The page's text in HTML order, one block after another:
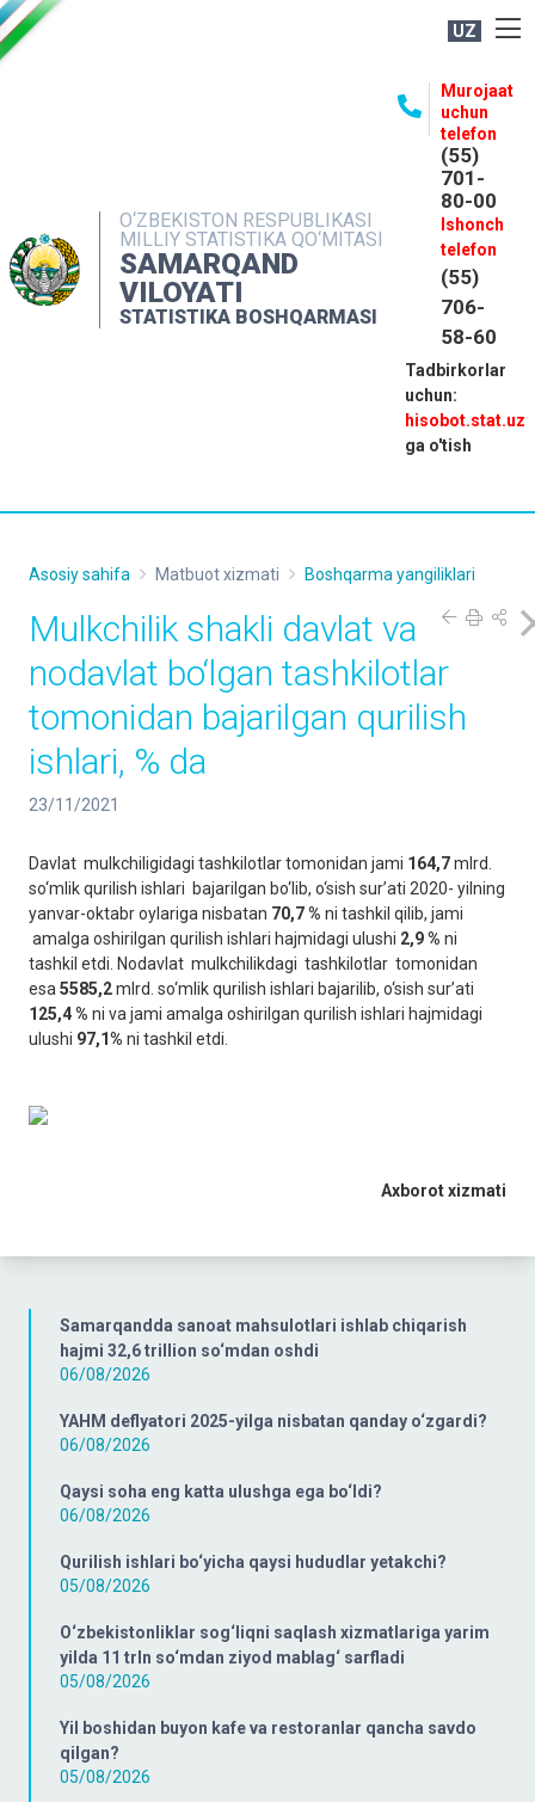
UZ
O‘ZBEKISTON RESPUBLIKASI
MILLIY STATISTIKA QO‘MITASI
SAMARQAND
VILOYATI
STATISTIKA BOSHQARMASI
Murojaat
uchun
telefon
(55)
701-
80-00
Ishonch
telefon
(55)
706-
58-60
Tadbirkorlar
uchun:
hisobot.stat.uz
ga o'tish
MATBUOT XIZMATI
MUROJAATLAR
KONTAKTLAR
Samarqandda sanoat mahsulotlari ishlab chiqarish
hajmi 32,6 trillion so‘mdan oshdi
06/08/2026
YAHM deflyatori 2025-yilga nisbatan qanday o‘zgardi?
06/08/2026
Qaysi soha eng katta ulushga ega bo‘ldi?
06/08/2026
Qurilish ishlari bo‘yicha qaysi hududlar yetakchi?
05/08/2026
O‘zbekistonliklar sog‘liqni saqlash xizmatlariga yarim
yilda 11 trln so‘mdan ziyod mablag‘ sarfladi
05/08/2026
Yil boshidan buyon kafe va restoranlar qancha savdo
qilgan?
05/08/2026
Asosiy sahifa Matbuot xizmati Boshqarma yangiliklari
Mulkchilik shakli davlat va
nodavlat bo‘lgan tashkilotlar
tomonidan bajarilgan qurilish
ishlari, % da
23/11/2021
Davlat mulkchiligidagi tashkilotlar tomonidan jami 164,7mlrd.
so‘mlik qurilish ishlari bajarilgan bo‘lib, o‘sish sur’ati 2020- yilning
yanvar-oktabr oylariga nisbatan 70,7% ni tashkil qilib, jami
amalga oshirilgan qurilish ishlari hajmidagi ulushi 2,9 % ni
tashkil etdi. Nodavlat mulkchilikdagi tashkilotlar tomonidan
esa 5585,2mlrd. so‘mlik qurilish ishlari bajarilib, o‘sish sur’ati
125,4 % ni va jami amalga oshirilgan qurilish ishlari hajmidagi
ulushi 97,1% ni tashkil etdi.
Axborot xizmati